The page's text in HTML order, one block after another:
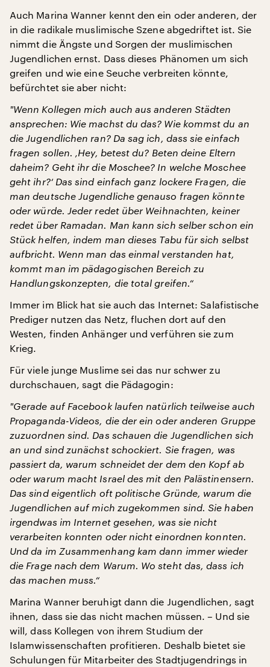
Auch Marina Wanner kennt den ein oder anderen, der
in die radikale muslimische Szene abgedriftet ist. Sie
nimmt die Ängste und Sorgen der muslimischen
Jugendlichen ernst. Dass dieses Phänomen um sich
greifen und wie eine Seuche verbreiten könnte,
befürchtet sie aber nicht:
"Wenn Kollegen mich auch aus anderen Städten
ansprechen: Wie machst du das? Wie kommst du an
die Jugendlichen ran? Da sag ich, dass sie einfach
fragen sollen. ‚Hey, betest du? Beten deine Eltern
daheim? Geht ihr die Moschee? In welche Moschee
geht ihr?‘ Das sind einfach ganz lockere Fragen, die
man deutsche Jugendliche genauso fragen könnte
oder würde. Jeder redet über Weihnachten, keiner
redet über Ramadan. Man kann sich selber schon ein
Stück helfen, indem man dieses Tabu für sich selbst
aufbricht. Wenn man das einmal verstanden hat,
kommt man im pädagogischen Bereich zu
Handlungskonzepten, die total greifen.“
Immer im Blick hat sie auch das Internet: Salafistische
Prediger nutzen das Netz, fluchen dort auf den
Westen, finden Anhänger und verführen sie zum
Krieg.
Für viele junge Muslime sei das nur schwer zu
durchschauen, sagt die Pädagogin:
"Gerade auf Facebook laufen natürlich teilweise auch
Propaganda-Videos, die der ein oder anderen Gruppe
zuzuordnen sind. Das schauen die Jugendlichen sich
an und sind zunächst schockiert. Sie fragen, was
passiert da, warum schneidet der dem den Kopf ab
oder warum macht Israel des mit den Palästinensern.
Das sind eigentlich oft politische Gründe, warum die
Jugendlichen auf mich zugekommen sind. Sie haben
irgendwas im Internet gesehen, was sie nicht
verarbeiten konnten oder nicht einordnen konnten.
Und da im Zusammenhang kam dann immer wieder
die Frage nach dem Warum. Wo steht das, dass ich
das machen muss.“
Marina Wanner beruhigt dann die Jugendlichen, sagt
ihnen, dass sie das nicht machen müssen. – Und sie
will, dass Kollegen von ihrem Studium der
Islamwissenschaften profitieren. Deshalb bietet sie
Schulungen für Mitarbeiter des Stadtjugendrings in